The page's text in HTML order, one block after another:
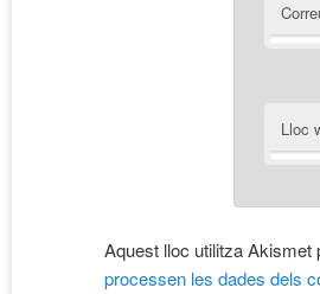
Lloc
Aquest lloc utilitza Akismet
processen les dades dels